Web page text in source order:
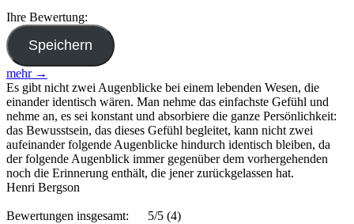
Ihre Bewertung:
mehr →
Es gibt nicht zwei Augenblicke bei einem lebenden Wesen, die
einander identisch wären. Man nehme das einfachste Gefühl und
nehme an, es sei konstant und absorbiere die ganze Persönlichkeit:
das Bewusstsein, das dieses Gefühl begleitet, kann nicht zwei
aufeinander folgende Augenblicke hindurch identisch bleiben, da
der folgende Augenblick immer gegenüber dem vorhergehenden
noch die Erinnerung enthält, die jener zurückgelassen hat.
Henri Bergson
Bewertungen insgesamt: 5/5 (4)